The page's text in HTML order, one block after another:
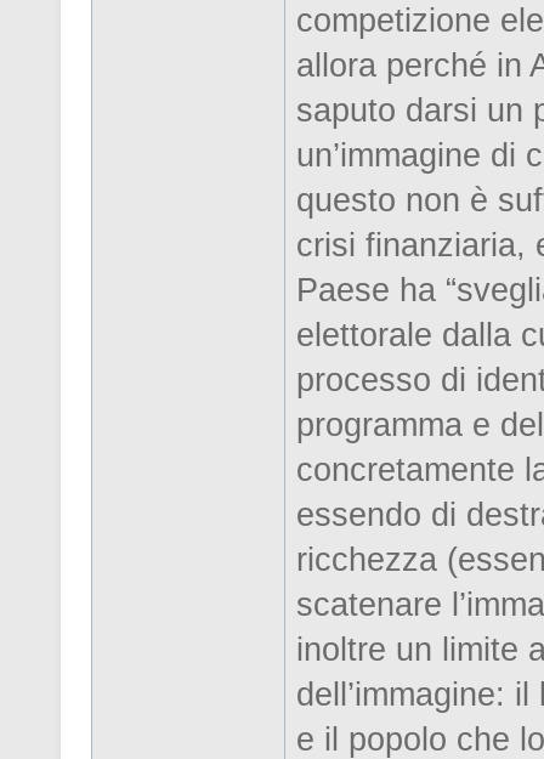
competizione
allora perché in
saputo darsi un
un’immagine di
questo non è
crisi finanziaria,
Paese ha
elettorale dalla
processo di
programma e
concretamente
essendo di
ricchezza
scatenare
inoltre un limite
dell’immagine:
e il popolo che